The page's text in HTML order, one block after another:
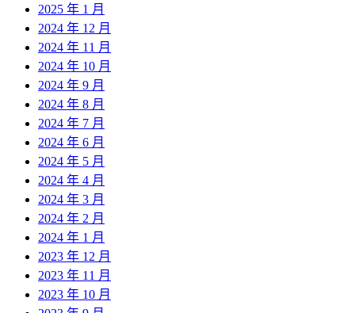
2025 年 1 月
2024 年 12 月
2024 年 11 月
2024 年 10 月
2024 年 9 月
2024 年 8 月
2024 年 7 月
2024 年 6 月
2024 年 5 月
2024 年 4 月
2024 年 3 月
2024 年 2 月
2024 年 1 月
2023 年 12 月
2023 年 11 月
2023 年 10 月